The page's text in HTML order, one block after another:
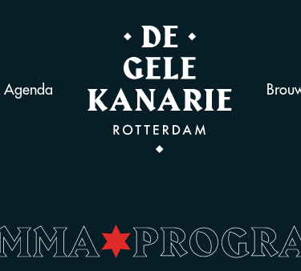
Agenda
•